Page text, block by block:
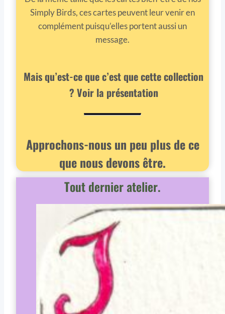
Simply Birds, ces cartes peuvent leur venir en
complément puisqu’elles portent aussi un
message.
Mais qu’est-ce que c’est que cette collection
? Voir la présentation
Approchons-nous un peu plus de ce
que nous devons être.
Tout dernier atelier.